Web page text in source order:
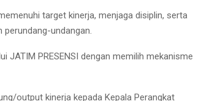
target kinerja, menjaga disiplin, serta
undangan.
JATIM PRESENSI dengan memilih mekanisme
output kinerja kepada Kepala Perangkat